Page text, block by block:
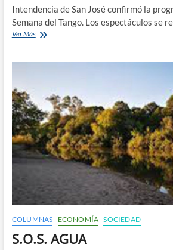
Intendencia de San José confirmó la
Semana del Tango. Los espectáculos se
Ver MásTANGO
COLUMNAS ECONOMÍA SOCIEDAD
S.O.S. AGUA